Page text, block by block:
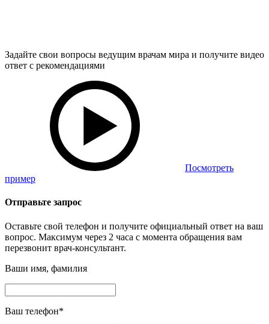
Задайте свои вопросы ведущим врачам мира и получите видео
ответ с рекомендациями
Посмотреть
пример
Отправьте запрос
Оставьте свой телефон и получите официальный ответ на ваш
вопрос. Максимум через 2 часа с момента обращения вам
перезвонит врач-консультант.
Ваши имя, фамилия
Ваш телефон*